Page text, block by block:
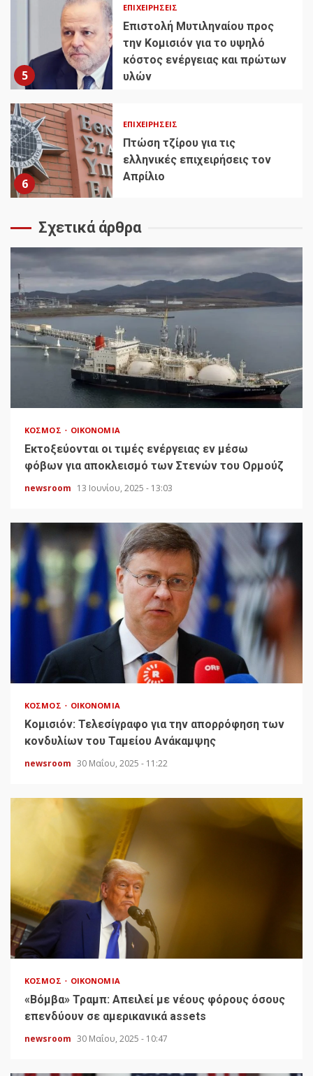
5
ΕΠΙΧΕΙΡΉΣΕΙΣ
Επιστολή Μυτιληναίου προς
την Κομισιόν για το υψηλό
κόστος ενέργειας και πρώτων
υλών
6
ΕΠΙΧΕΙΡΉΣΕΙΣ
Πτώση τζίρου για τις
ελληνικές επιχειρήσεις τον
Απρίλιο
Σχετικά άρθρα
ΚΌΣΜΟΣ ΟΙΚΟΝΟΜΊΑ
Εκτοξεύονται οι τιμές ενέργειας εν μέσω
φόβων για αποκλεισμό των Στενών του Ορμούζ
newsroom 13 Ιουνίου, 2025 - 13:03
ΚΌΣΜΟΣ ΟΙΚΟΝΟΜΊΑ
Κομισιόν: Τελεσίγραφο για την απορρόφηση των
κονδυλίων του Ταμείου Ανάκαμψης
newsroom 30 Μαΐου, 2025 - 11:22
ΚΌΣΜΟΣ ΟΙΚΟΝΟΜΊΑ
«Bόμβα» Τραμπ: Απειλεί με νέους φόρους όσους
επενδύουν σε αμερικανικά assets
newsroom 30 Μαΐου, 2025 - 10:47